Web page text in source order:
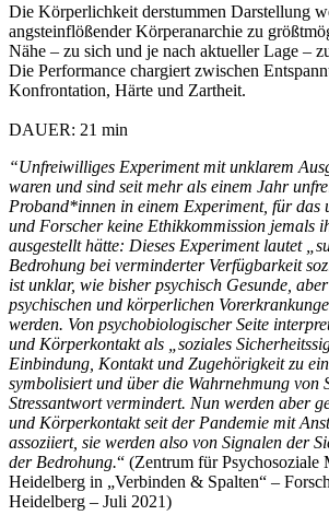
Die Körperlichkeit derstummen Darstellung
angsteinflößender Körperanarchie zu
Nähe – zu sich und je nach aktueller Lage –
Die Performance chargiert zwischen
Konfrontation, Härte und Zartheit.
DAUER: 21 min
“Unfreiwilliges Experiment mit unklarem
waren und sind seit mehr als einem Jahr
Proband*innen in einem Experiment, für das
und Forscher keine Ethikkommission jemals
ausgestellt hätte: Dieses Experiment lautet
Bedrohung bei verminderter Verfügbarkeit
ist unklar, wie bisher psychisch Gesunde,
psychischen und körperlichen
werden. Von psychobiologischer Seite
und Körperkontakt als „soziales
Einbindung, Kontakt und Zugehörigkeit zu
symbolisiert und über die Wahrnehmung von
Stressantwort vermindert. Nun werden aber
und Körperkontakt seit der Pandemie mit
assoziiert, sie werden also von Signalen der
der Bedrohung.“ (Zentrum für Psychosoziale
Heidelberg in „Verbinden & Spalten“ –
Heidelberg – Juli 2021)